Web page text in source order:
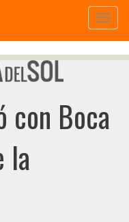
con Boca
la